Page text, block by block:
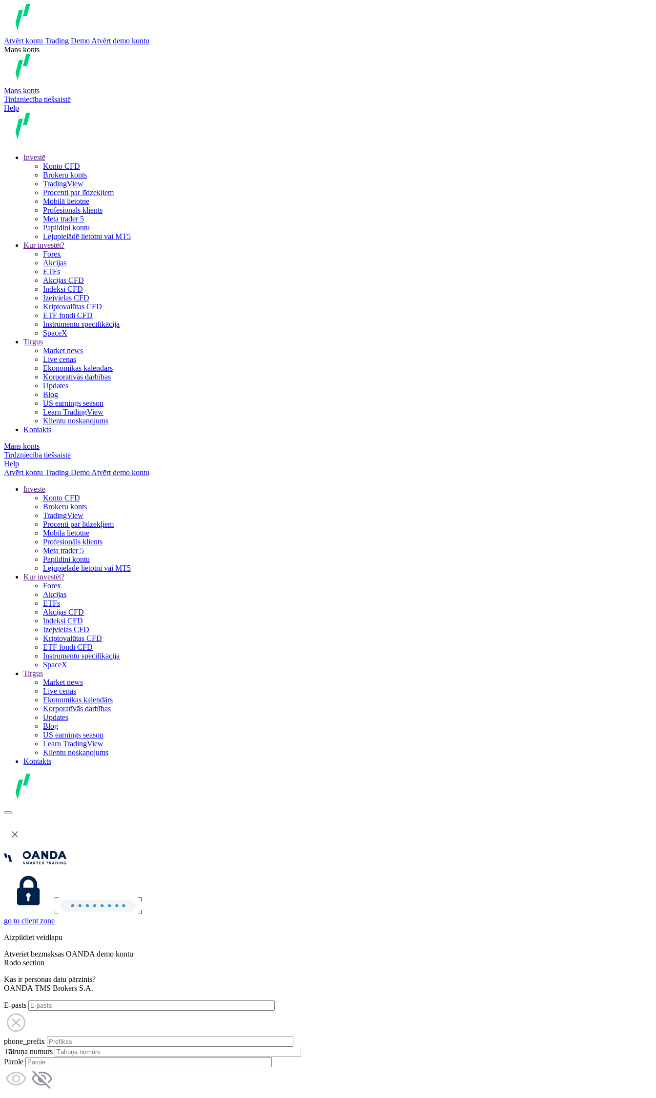
Atvērt kontu Trading Demo Atvērt demo kontu
Mans konts
Mans konts
Tirdzniecība tiešsaistē
Help
Investē
Konto CFD
Brokeru konts
TradingView
Procenti par līdzekļiem
Mobilā lietotne
Profesionāls klients
Meta trader 5
Papildini kontu
Lejupielādē lietotni vai MT5
Kur investēt?
Forex
Akcijas
ETFs
Akcijas CFD
Indeksi CFD
Izejvielas CFD
Kriptovalūtas CFD
ETF fondi CFD
Instrumentu specifikācija
SpaceX
Tirgus
Market news
Live cenas
Ekonomikas kalendārs
Korporatīvās darbības
Updates
Blog
US earnings season
Learn TradingView
Klientu noskaņojums
Kontakts
Mans konts
Tirdzniecība tiešsaistē
Help
Atvērt kontu Trading Demo Atvērt demo kontu
Investē
Konto CFD
Brokeru konts
TradingView
Procenti par līdzekļiem
Mobilā lietotne
Profesionāls klients
Meta trader 5
Papildini kontu
Lejupielādē lietotni vai MT5
Kur investēt?
Forex
Akcijas
ETFs
Akcijas CFD
Indeksi CFD
Izejvielas CFD
Kriptovalūtas CFD
ETF fondi CFD
Instrumentu specifikācija
SpaceX
Tirgus
Market news
Live cenas
Ekonomikas kalendārs
Korporatīvās darbības
Updates
Blog
US earnings season
Learn TradingView
Klientu noskaņojums
Kontakts
go to client zone
Aizpildiet veidlapu
Atveriet bezmaksas OANDA demo kontu
Rodo section
Kas ir personas datu pārzinis?
OANDA TMS Brokers S.A.
E-pasts
phone_prefix
Tālruņa numurs
Parole